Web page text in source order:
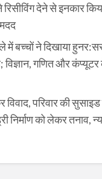
देने से इनकार
में बच्चों ने दिखाया
गणित और
परिवार की
निर्माण को लेकर तनाव,